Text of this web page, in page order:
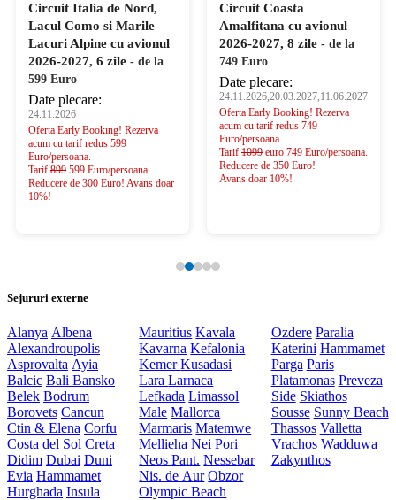
Circuit Italia de Nord,
Lacul Como si Marile
Lacuri Alpine cu avionul
2026-2027, 6 zile - de la
599 Euro
Date plecare:
24.11.2026
Oferta Early Booking! Rezerva
acum cu tarif redus 599
Euro/persoana.
Tarif 899 599 Euro/persoana.
Reducere de 300 Euro! Avans doar
10%!
Circuit Coasta
Amalfitana cu avionul
2026-2027, 8 zile - de la
749 Euro
Date plecare:
24.11.2026,20.03.2027,11.06.2027
Oferta Early Booking! Rezerva
acum cu tarif redus 749
Euro/persoana.
Tarif 1099 euro 749 Euro/persoana.
Reducere de 350 Euro!
Avans doar 10%!
Sejururi externe
Alanya Albena
Alexandroupolis
Asprovalta Ayia
Balcic Bali Bansko
Belek Bodrum
Borovets Cancun
Ctin & Elena Corfu
Costa del Sol Creta
Didim Dubai Duni
Evia Hammamet
Hurghada Insula
Mauritius Kavala
Kavarna Kefalonia
KemerKusadasi
LaraLarnaca
Lefkada Limassol
Male Mallorca
Marmaris Matemwe
MelliehaNei Pori
Neos Pant. Nessebar
Nis. de Aur Obzor
Olympic Beach
Ozdere Paralia
Katerini Hammamet
Parga Paris
Platamonas Preveza
Side Skiathos
Sousse Sunny Beach
Thassos Valletta
Vrachos Wadduwa
Zakynthos